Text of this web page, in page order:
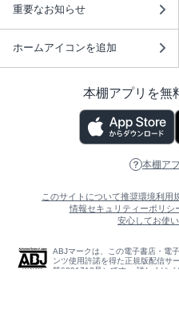
重要なお知らせ
ホームアイコンを追加
本棚アプリを無
本棚ア
このサイトについて推奨環境利用
情報セキュリティーポリシ
安心してお使
ABJマークは、この電子書店・電
ンツ使用許諾を得た正規版配信サ
第6091713号）です。 詳しくは